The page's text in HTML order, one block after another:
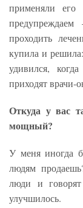
применяли
проходить
купила и
удивился,
приходят врачи-
Откуда у вас
мощный?
У меня иногда
людям
люди и
улучшилось.